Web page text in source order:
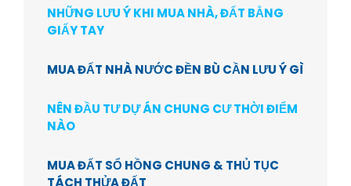
NHỮNG LƯU Ý KHI MUA NHÀ, ĐẤT BẰNG
GIẤY TAY
MUA ĐẤT NHÀ NƯỚC ĐỀN BÙ CẦN LƯU Ý GÌ
NÊN ĐẦU TƯ DỰ ÁN CHUNG CƯ THỜI ĐIỂM
NÀO
MUA ĐẤT SỔ HỒNG CHUNG & THỦ TỤC
TÁCH THỬA ĐẤT